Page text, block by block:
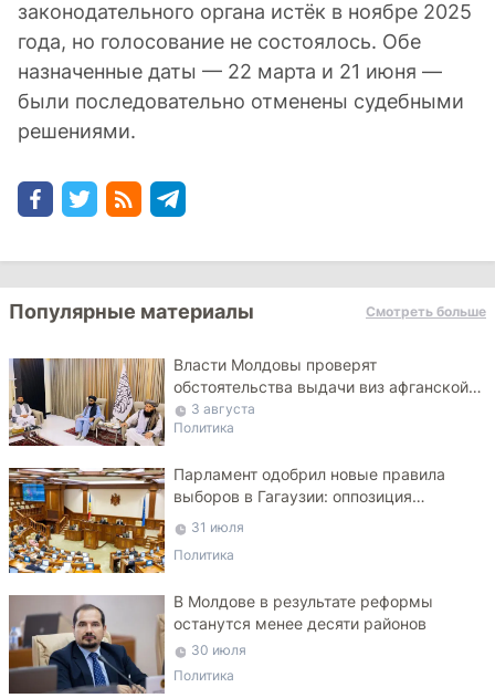
законодательного органа истёк в ноябре 2025
года, но голосование не состоялось. Обе
назначенные даты — 22 марта и 21 июня —
были последовательно отменены судебными
решениями.
Популярные материалы Смотреть больше
Власти Молдовы проверят
обстоятельства выдачи виз афганской
делегации
3 августа
Политика
Парламент одобрил новые правила
выборов в Гагаузии: оппозиция
критикует законопроект
31 июля
Политика
В Молдове в результате реформы
останутся менее десяти районов
30 июля
Политика